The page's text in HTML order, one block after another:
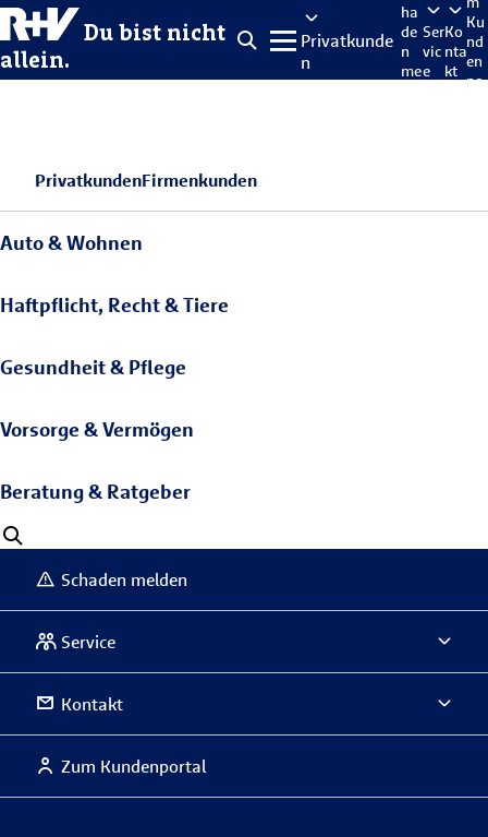
Du bist nicht
allein.
Privatkunde
n
ha
de
n
me
Ser
vic
e
Ko
nta
kt
Ku
nd
en
po
PrivatkundenFirmenkunden
Auto & Wohnen
Haftpflicht, Recht & Tiere
Gesundheit & Pflege
Vorsorge & Vermögen
Beratung & Ratgeber
Schaden melden
Service
Kontakt
Zum Kundenportal